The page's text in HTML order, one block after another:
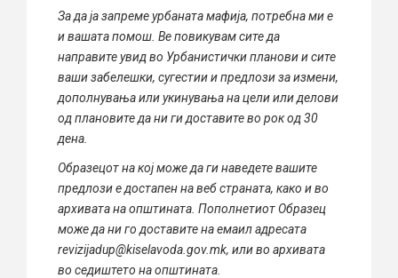
За да ја запреме урбаната мафија, потребна ми е
и вашата помош. Ве повикувам сите да
направите увид во Урбанистички планови и сите
ваши забелешки, сугестии и предлози за измени,
дополнувања или укинувања на цели или делови
од плановите да ни ги доставите во рок од 30
дена.
Образецот на кој може да ги наведете вашите
предлози е достапен на веб страната, како и во
архивата на општината. Пополнетиот Образец
може да ни го доставите на емаил адресата
revizijadup@kiselavoda.gov.mk, или во архивата
во седиштето на општината.